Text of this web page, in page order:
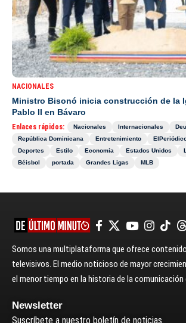
NACIONALES
Ministro Bisonó inicia construcción de la
Pablo II en Bávaro
Enlaces rápidos: Nacionales Internacionales
República Dominicana
Entretenimiento
Deportes
Estilo Economía Estados Unidos
Béisbol
portada Grandes Ligas MLB
Somos una multiplataforma que ofrece
televisivos. El medio noticioso de mayor
el menor tiempo en la historia de la comunicación
Newsletter
Suscríbete a nuestro boletín de noticias.